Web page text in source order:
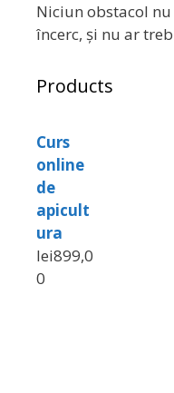
Niciun obstacol
încerc, și nu ar
Products
Curs
online
de
apicult
ura
lei899,0
0